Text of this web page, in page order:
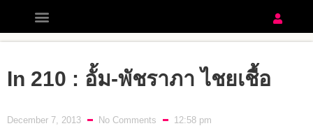
In 210 : อั้ม-พัชราภา ไชยเชื้อ
December 7, 2013 No Comments 12:58 pm